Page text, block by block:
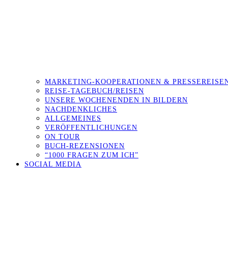
MARKETING-KOOPERATIONEN &
REISE-TAGEBUCH/REISEN
UNSERE WOCHENENDEN IN BILDERN
NACHDENKLICHES
ALLGEMEINES
VERÖFFENTLICHUNGEN
ON TOUR
BUCH-REZENSIONEN
“1000 FRAGEN ZUM ICH”
SOCIAL MEDIA